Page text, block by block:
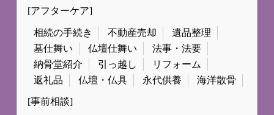
[アフターケア]
相続の手続き 不動産売却
遺品整理
墓仕舞い
仏壇仕舞い
法事・法要
納骨堂紹介
引っ越し
リフォーム
返礼品
仏壇・仏具 永代供養 海洋散骨
[事前相談]